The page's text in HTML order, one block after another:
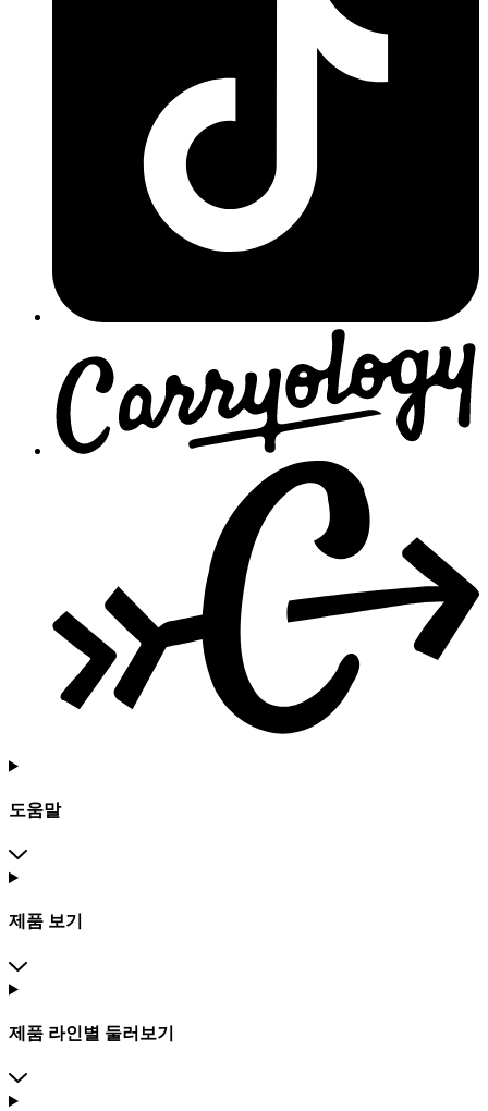
도움말
제품 보기
제품 라인별 둘러보기